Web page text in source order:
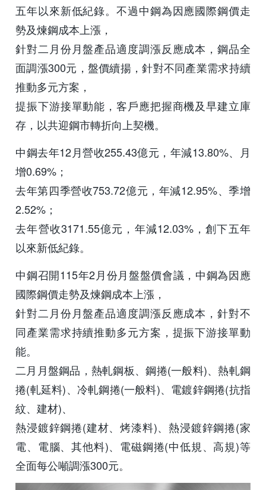
五年以來新低紀錄。不過中鋼為因應國際鋼價走
勢及煉鋼成本上漲，
針對二月份月盤產品適度調漲反應成本，鋼品全
面調漲300元，盤價續揚，針對不同產業需求持續
推動多元方案，
提振下游接單動能，客戶應把握商機及早建立庫
存，以共迎鋼市轉折向上契機。
中鋼去年12月營收255.43億元，年減13.80%、月
增0.69%；
去年第四季營收753.72億元，年減12.95%、季增
2.52%；
去年營收3171.55億元，年減12.03%，創下五年
以來新低紀錄。
中鋼召開115年2月份月盤盤價會議，中鋼為因應
國際鋼價走勢及煉鋼成本上漲，
針對二月份月盤產品適度調漲反應成本，針對不
同產業需求持續推動多元方案，提振下游接單動
能。
二月月盤鋼品，熱軋鋼板、鋼捲(一般料)、熱軋鋼
捲(軋延料)、冷軋鋼捲(一般料)、電鍍鋅鋼捲(抗指
紋、建材)、
熱浸鍍鋅鋼捲(建材、烤漆料)、熱浸鍍鋅鋼捲(家
電、電腦、其他料)、電磁鋼捲(中低規、高規)等
全面每公噸調漲300元。